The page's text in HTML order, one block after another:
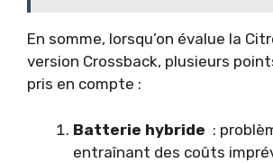
En somme, lorsqu’on évalue la
version Crossback, plusieurs
pris en compte :
Batterie hybride :
entraînant des coûts